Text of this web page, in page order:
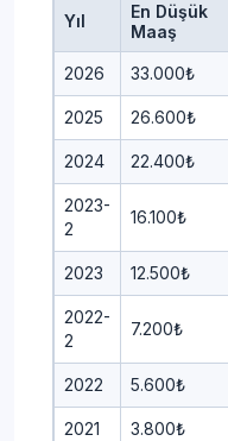
Yıl
En Düşük
Maaş
2026 33.000₺
2025 26.600₺
2024 22.400₺
2023-
2
16.100₺
2023 12.500₺
2022-
2
7.200₺
2022 5.600₺
2021 3.800₺